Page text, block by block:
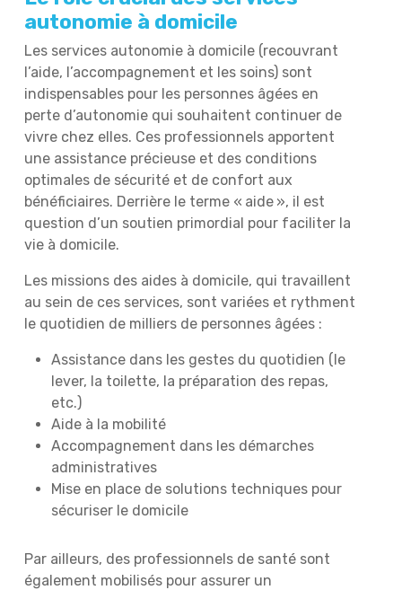
autonomie à domicile
Les services autonomie à domicile (recouvrant
l’aide, l’accompagnement et les soins) sont
indispensables pour les personnes âgées en
perte d’autonomie qui souhaitent continuer de
vivre chez elles. Ces professionnels apportent
une assistance précieuse et des conditions
optimales de sécurité et de confort aux
bénéficiaires. Derrière le terme « aide », il est
question d’un soutien primordial pour faciliter la
vie à domicile.
Les missions des aides à domicile, qui travaillent
au sein de ces services, sont variées et rythment
le quotidien de milliers de personnes âgées :
Assistance dans les gestes du quotidien (le
lever, la toilette, la préparation des repas,
etc.)
Aide à la mobilité
Accompagnement dans les démarches
administratives
Mise en place de solutions techniques pour
sécuriser le domicile
Par ailleurs, des professionnels de santé sont
également mobilisés pour assurer un